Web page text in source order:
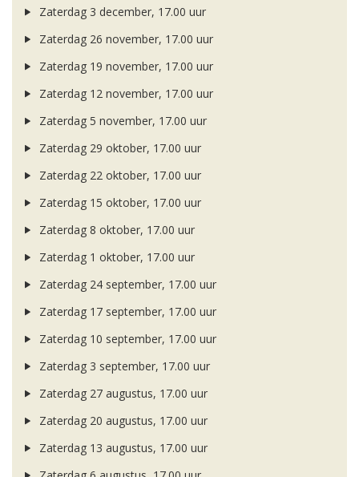
Zaterdag 3 december, 17.00 uur
Zaterdag 26 november, 17.00 uur
Zaterdag 19 november, 17.00 uur
Zaterdag 12 november, 17.00 uur
Zaterdag 5 november, 17.00 uur
Zaterdag 29 oktober, 17.00 uur
Zaterdag 22 oktober, 17.00 uur
Zaterdag 15 oktober, 17.00 uur
Zaterdag 8 oktober, 17.00 uur
Zaterdag 1 oktober, 17.00 uur
Zaterdag 24 september, 17.00 uur
Zaterdag 17 september, 17.00 uur
Zaterdag 10 september, 17.00 uur
Zaterdag 3 september, 17.00 uur
Zaterdag 27 augustus, 17.00 uur
Zaterdag 20 augustus, 17.00 uur
Zaterdag 13 augustus, 17.00 uur